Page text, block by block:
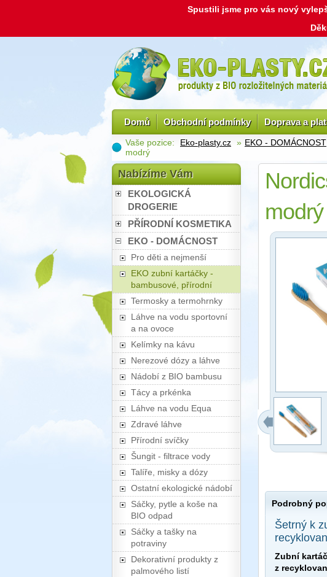
Spustili jsme pro vás nový
Domů Obchodní podmínky Doprava a
Vaše pozice: Eko-plasty.cz » EKO - DOMÁCNOST
modrý
Nabízíme Vám
EKOLOGICKÁ
DROGERIE
PŘÍRODNÍ KOSMETIKA
EKO - DOMÁCNOST
Pro děti a nejmenší
EKO zubní kartáčky -
bambusové, přírodní
Termosky a termohrnky
Láhve na vodu sportovní
a na ovoce
Kelímky na kávu
Nerezové dózy a láhve
Nádobí z BIO bambusu
Tácy a prkénka
Láhve na vodu Equa
Zdravé láhve
Přírodní svíčky
Šungit - filtrace vody
Talíře, misky a dózy
Ostatní ekologické nádobí
Sáčky, pytle a koše na
BIO odpad
Sáčky a tašky na
potraviny
Dekorativní produkty z
palmového listí
modrý
Podrobný
Šetrný k
Zubní
z